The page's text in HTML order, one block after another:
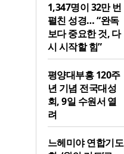
1,347명이 32만 번
펼친 성경… “완독
보다 중요한 것, 다
시 시작할 힘”
평양대부흥 120주
년 기념 전국대성
회, 9일 수원서 열
려
느헤미야 연합기도